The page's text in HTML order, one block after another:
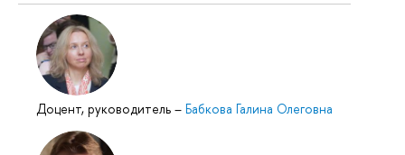
Доцент, руководитель – Бабкова Галина Олеговна